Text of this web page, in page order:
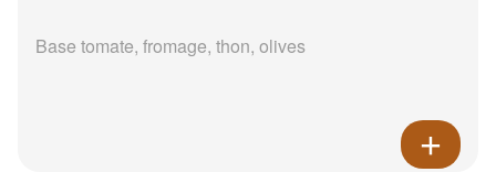
Base tomate, fromage, thon, olives